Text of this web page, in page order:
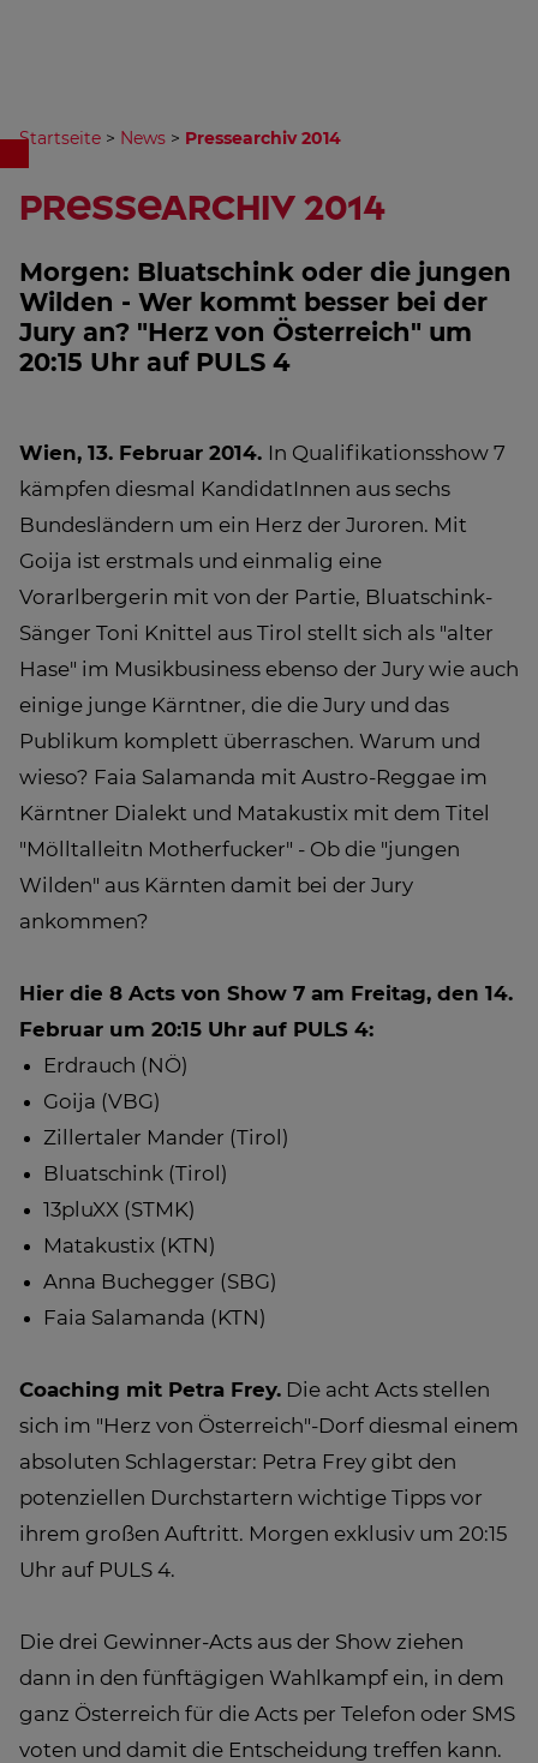
Startseite > News > Pressearchiv 2014
Pressearchiv 2014
Morgen: Bluatschink oder die jungen
Wilden - Wer kommt besser bei der
Jury an? "Herz von Österreich" um
20:15 Uhr auf PULS 4
Wien, 13. Februar 2014. In Qualifikationsshow 7
kämpfen diesmal KandidatInnen aus sechs
Bundesländern um ein Herz der Juroren. Mit
Goija ist erstmals und einmalig eine
Vorarlbergerin mit von der Partie, Bluatschink-
Sänger Toni Knittel aus Tirol stellt sich als "alter
Hase" im Musikbusiness ebenso der Jury wie auch
einige junge Kärntner, die die Jury und das
Publikum komplett überraschen. Warum und
wieso? Faia Salamanda mit Austro-Reggae im
Kärntner Dialekt und Matakustix mit dem Titel
"Mölltalleitn Motherfucker" - Ob die "jungen
Wilden" aus Kärnten damit bei der Jury
ankommen?
Hier die 8 Acts von Show 7 am Freitag, den 14.
Februar um 20:15 Uhr auf PULS 4:
Erdrauch (NÖ)
Goija (VBG)
Zillertaler Mander (Tirol)
Bluatschink (Tirol)
13pluXX (STMK)
Matakustix (KTN)
Anna Buchegger (SBG)
Faia Salamanda (KTN)
Coaching mit Petra Frey. Die acht Acts stellen
sich im "Herz von Österreich"-Dorf diesmal einem
absoluten Schlagerstar: Petra Frey gibt den
potenziellen Durchstartern wichtige Tipps vor
ihrem großen Auftritt. Morgen exklusiv um 20:15
Uhr auf PULS 4.
Die drei Gewinner-Acts aus der Show ziehen
dann in den fünftägigen Wahlkampf ein, in dem
ganz Österreich für die Acts per Telefon oder SMS
voten und damit die Entscheidung treffen kann.